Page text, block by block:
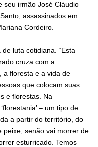
seu irmão José Cláudio
assassinados em
Cordeiro.
luta cotidiana. “Esta
cruza com a
a floresta e a vida de
que colocam suas
e florestas. Na
– um tipo de
a partir do território, do
peixe, senão vai morrer de
esturricado. Temos